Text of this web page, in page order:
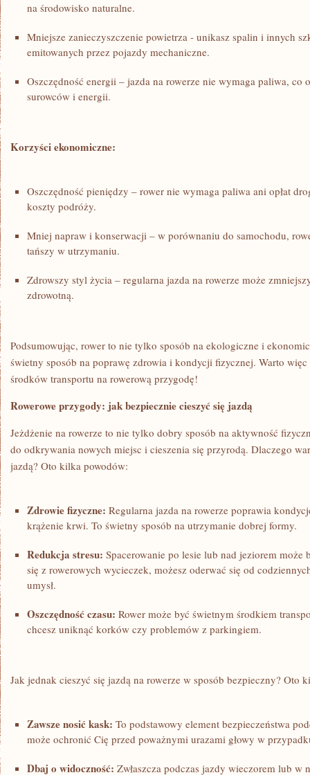
na środowisko naturalne.
Mniejsze zanieczyszczenie powietrza ​- unikasz spalin i innych
emitowanych przez pojazdy mechaniczne.
Oszczędność energii – jazda na rowerze nie wymaga paliwa, co
surowców ⁣i energii.
Korzyści ekonomiczne:
Oszczędność pieniędzy – ⁤rower nie wymaga paliwa ani opłat
koszty podróży.
Mniej napraw i konserwacji – w porównaniu do samochodu,
tańszy w utrzymaniu.
Zdrowszy styl ⁤życia – regularna jazda na rowerze może
zdrowotną.
Podsumowując, rower to nie ⁣tylko sposób ​na⁣ ekologiczne i
świetny sposób na poprawę zdrowia i kondycji fizycznej. ⁣Warto
środków ⁣transportu na rowerową przygodę!
Rowerowe przygody: jak bezpiecznie ‌cieszyć się ‌jazdą
Jeżdżenie na⁤ rowerze to nie tylko dobry sposób⁢ na aktywność
do odkrywania nowych miejsc i cieszenia‍ się przyrodą. Dlaczego
jazdą? Oto‌ kilka powodów:
Zdrowie ‌fizyczne: Regularna jazda na ⁤rowerze poprawia
krążenie krwi. To świetny sposób na utrzymanie dobrej formy.
Redukcja stresu: Spacerowanie po lesie lub nad jeziorem może
się z⁢ rowerowych wycieczek, możesz⁤ oderwać się od
umysł.
Oszczędność czasu: Rower może być świetnym środkiem
chcesz uniknąć korków czy problemów z parkingiem.
Jak jednak cieszyć się jazdą na rowerze w sposób bezpieczny? Oto
Zawsze nosić kask: To podstawowy​ element bezpieczeństwa
może ochronić⁤ Cię przed poważnymi urazami głowy w
Dbaj o widoczność: ⁤Zwłaszcza podczas jazdy wieczorem lub w